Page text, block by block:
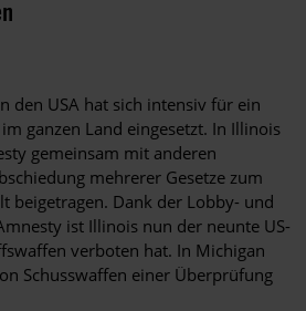
den USA hat sich intensiv für ein
im ganzen Land eingesetzt. In Illinois
gemeinsam mit anderen
mehrerer Gesetze zum
beigetragen. Dank der Lobby- und
ist Illinois nun der neunte US-
verboten hat. In Michigan
Schusswaffen einer Überprüfung